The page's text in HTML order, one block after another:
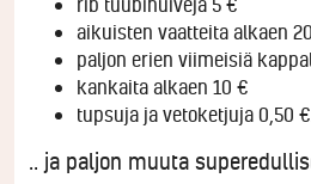
aikuisten vaatteita alkaen
paljon erien viimeisiä
kankaita alkaen 10 €
tupsuja ja vetoketjuja 0,50
.. ja paljon muuta